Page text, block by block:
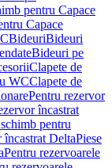
pentru Capace
Capace
BideuriBideuri
Bideuri pe
Clapete de
WCClapete de
Pentru rezervor
încastrat
pentru
încastrat DeltaPiese
Pentru rezervoarele